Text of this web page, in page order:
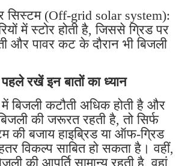
सिस्टम (Off-grid solar system):
में स्टोर होती है, जिससे ग्रिड पर
और पावर कट के दौरान भी बिजली
रखें इन बातों का ध्यान
बिजली कटौती अधिक होती है और
की जरूरत रहती है, तो सिर्फ
की बजाय हाइब्रिड या ऑफ-ग्रिड
विकल्प साबित हो सकता है। वहीं,
की आपूर्ति सामान्य रहती है, वहां